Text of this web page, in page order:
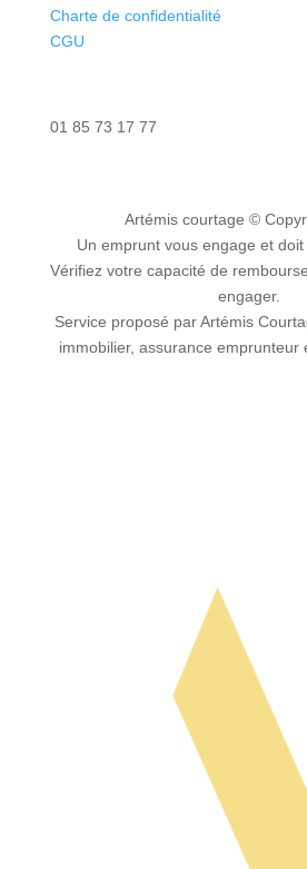
Charte de confidentialité
CGU
01 85 73 17 77
Artémis courtage©
Un emprunt vous engage et doit
Vérifiez votre capacité de
engager.
Service proposé par Artémis
immobilier, assurance emprunteur